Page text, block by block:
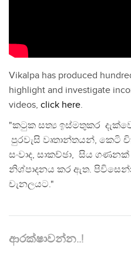
Vikalpa has produced
highlight and investigate
videos, click here.
"කටුක සත්‍ය ඉස්මතුකර
පුරවැසි වෘතාන්තයන්, කෙටි
සංවාද, සාකච්ඡා, සිය
නිශ්පාදනය කර ඇත.
චැනලයට."
ආරක්ෂාවන්න..!